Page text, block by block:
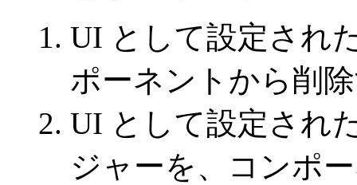
UI として設定され
ポーネントから削
UI として設定され
ジャーを、コンポ